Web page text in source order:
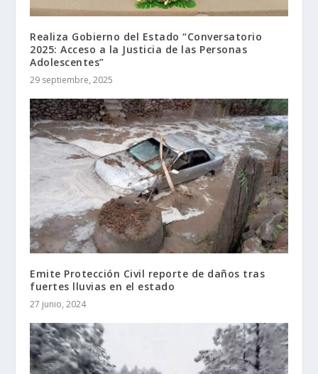
Realiza Gobierno del Estado “Conversatorio
2025: Acceso a la Justicia de las Personas
Adolescentes”
29 septiembre, 2025
Emite Protección Civil reporte de daños tras
fuertes lluvias en el estado
27 junio, 2024